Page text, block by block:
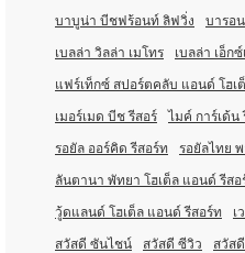
บาบูน่า บีชฟร้อนท์ ลิฟวิ่ง บารอ
เบลล่า วิลล่า เมโทร เบลล่า เอ็กซ์
แฟร์เท็กซ์ สปอร์ตคลับ แอนด์ โฮเ
เมอร์เมด บีช รีสอร์ ไมค์ การ์เด้น
รอยัล ออร์คิด รีสอร์ท รอยัลไทย
ลันตานา พัทยา โฮเต็ล แอนด์ รีสอ
วู้ดแลนด์ โฮเต็ล แอนด์ รีสอร์ท เ
สวัสดี ซันไชน์ สวัสดี ซีวิว สวัส